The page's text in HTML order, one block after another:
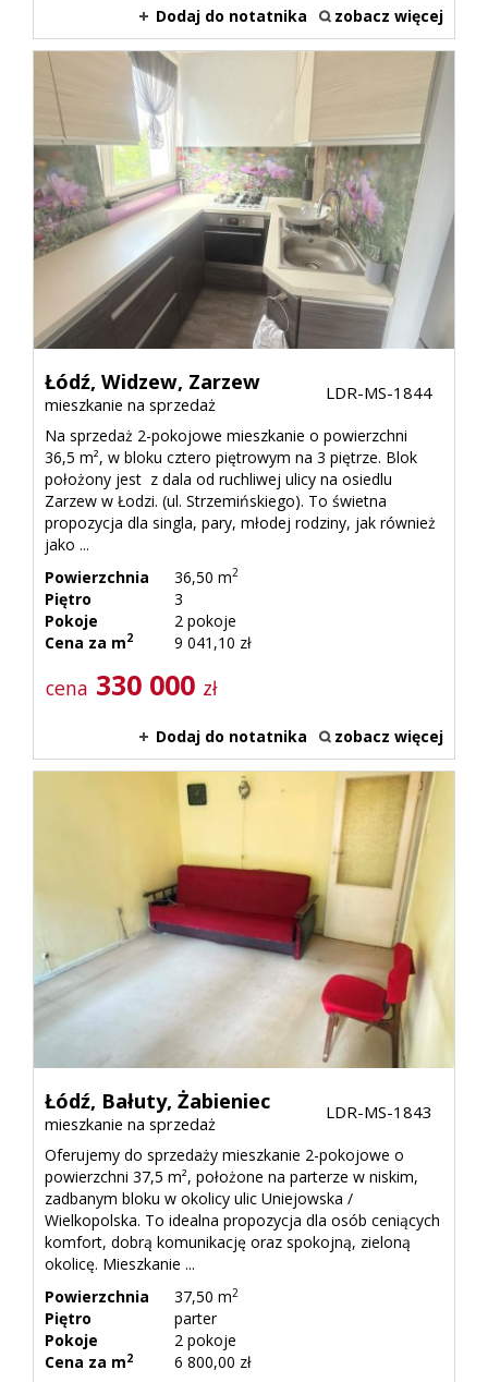
Dodaj do notatnika zobacz więcej
Łódź, Widzew, Zarzew
mieszkanie na sprzedaż
LDR-MS-1844
Na sprzedaż 2-pokojowe mieszkanie o powierzchni
36,5 m², w bloku cztero piętrowym na 3 piętrze. Blok
położony jest z dala od ruchliwej ulicy na osiedlu
Zarzew w Łodzi. (ul. Strzemińskiego). To świetna
propozycja dla singla, pary, młodej rodziny, jak również
jako ...
Powierzchnia
36,50 m2
Piętro
3
Pokoje
2 pokoje
Cena za m2 9 041,10 zł
cena 330 000 zł
Dodaj do notatnika zobacz więcej
Łódź, Bałuty, Żabieniec
mieszkanie na sprzedaż
LDR-MS-1843
Oferujemy do sprzedaży mieszkanie 2-pokojowe o
powierzchni 37,5 m², położone na parterze w niskim,
zadbanym bloku w okolicy ulic Uniejowska /
Wielkopolska. To idealna propozycja dla osób ceniących
komfort, dobrą komunikację oraz spokojną, zieloną
okolicę. Mieszkanie ...
Powierzchnia
37,50 m2
Piętro
parter
Pokoje
2 pokoje
Cena za m2 6 800,00 zł